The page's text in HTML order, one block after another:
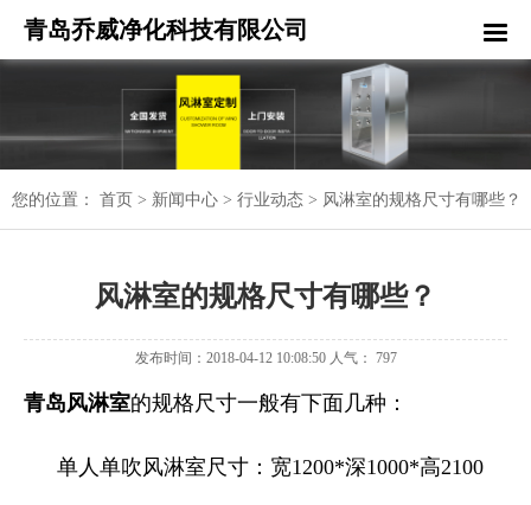
青岛乔威净化科技有限公司
您的位置： 首页 > 新闻中心 > 行业动态 > 风淋室的规格尺寸有哪些？
风淋室的规格尺寸有哪些？
发布时间：2018-04-12 10:08:50 人气： 797
青岛风淋室的规格尺寸一般有下面几种：
单人单吹风淋室尺寸：宽1200*深1000*高2100